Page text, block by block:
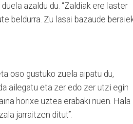
azaldu du. “Zaldiak ere laster
beldurra. Zu lasai bazaude
oso gustuko zuela aipatu du,
ailegatu eta zer edo zer utzi egin
horixe uztea erabaki nuen. Hala
jarraitzen ditut”.